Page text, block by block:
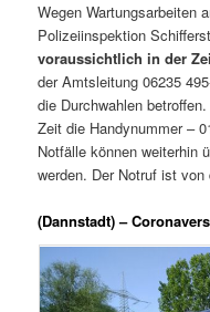
Wegen Wartungsarbeiten
Polizeiinspektion
voraussichtlich in der
der Amtsleitung 06235
die Durchwahlen
Zeit die Handynummer –
Notfälle können weiterhin
werden. Der Notruf ist
(Dannstadt) –